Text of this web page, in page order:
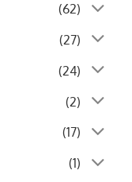
(62)
(27)
(24)
(2)
(17)
(1)